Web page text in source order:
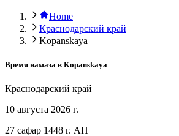
Home
Краснодарский край
Kopanskaya
Время намаза в Kopanskaya
Краснодарский край
10 августа 2026 г.
27 сафар 1448 г. AH